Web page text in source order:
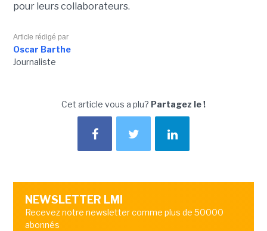
pour leurs collaborateurs.
Article rédigé par
Oscar Barthe
Journaliste
Cet article vous a plu? Partagez le !
NEWSLETTER LMI
Recevez notre newsletter comme plus de 50000
abonnés